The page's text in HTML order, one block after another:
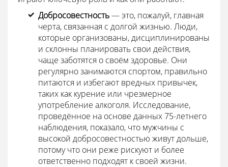
Добросовестность— это, пожалуй, главная
черта, связанная с долгой жизнью. Люди,
которые организованы, дисциплинированы
и склонны планировать свои действия,
чаще заботятся о своём здоровье. Они
регулярно занимаются спортом, правильно
питаются и избегают вредных привычек,
таких как курение или чрезмерное
употребление алкоголя. Исследование,
проведённое на основе данных 75-летнего
наблюдения, показало, что мужчины с
высокой добросовестностью живут дольше,
потому что они реже рискуют и более
ответственно подходят к своей жизни.